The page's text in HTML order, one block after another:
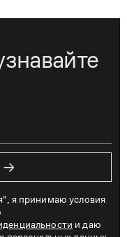
→
я принимаю условия
и даю